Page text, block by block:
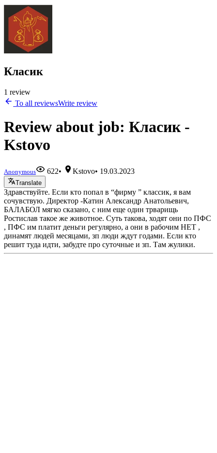
Класик
1 review
To all reviewsWrite review
Review about job: Класик -
Kstovo
Anonymous 622• Kstovo• 19.03.2023
Translate
Здравствуйте. Если кто попал в “фирму ” классик, я вам
сочувствую. Директор -Катин Александр Анатольевич,
БАЛАБОЛ мягко сказано, с ним еще один трварищь
Ростислав такое же животное. Суть такова, ходят они по ПФС
, ПФС им платит деньги регулярно, а они в рабочим НЕТ ,
динамят людей месяцами, зп люди ждут годами. Если кто
решит туда идти, забудте про суточные и зп. Там жулики.